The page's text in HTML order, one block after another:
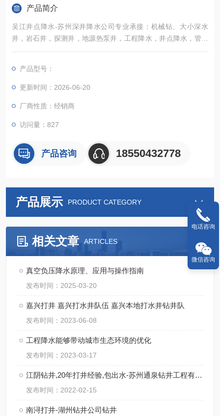
产品简介
吴江井点降水-苏州深井降水公司专业承接：机械钻、大小深水
井，岩石井，探测井，地源热泵井，工程降水，井点降水，管井
降水，水空调，冷风机，负压风机的安装销售等业务。
产品型号：
更新时间：2026-06-20
厂商性质：经销商
访问量：827
产品咨询 18550432778
产品展示 PRODUCT CATEGORY
相关文章 ARTICLES
真空负压降水原理、应用与操作指南
发布时间：2025-03-20
嘉兴打井 嘉兴打水井队伍 嘉兴本地打水井钻井队
发布时间：2023-06-08
工程降水能够带动城市生态环境的优化
发布时间：2023-03-17
江阴钻井,20年打井经验,包出水-苏州通泉钻井工程有限公司
发布时间：2022-02-15
南浔打井-湖州钻井公司钻井
电话咨询
微信咨询